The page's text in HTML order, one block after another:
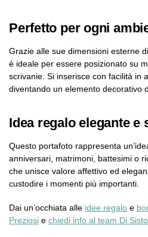
Perfetto per ogni
Grazie alle sue dimensioni esterne
è ideale per essere posizionato su
scrivanie. Si inserisce con facilità in
diventando un elemento decorativo
Idea regalo elegante e
Questo portafoto rappresenta
anniversari, matrimoni, battesimi o
che unisce valore affettivo ed
custodire i momenti più importanti.
Dai un’occhiata alle idee regalo e
Preziosi e chiedi info al team Di Sisto